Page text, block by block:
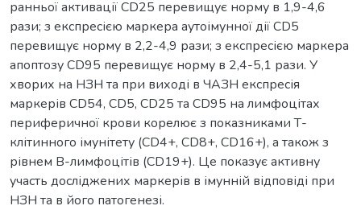
ранньої активації CD25 перевищує норму в 1,9-4,6
рази; з експресією маркера аутоімунної дії CD5
перевищує норму в 2,2-4,9 рази; з експресією маркера
апоптозу CD95 перевищує норму в 2,4-5,1 рази. У
хворих на НЗН та при виході в ЧАЗН експресія
маркерів CD54, CD5, CD25 та CD95 на лимфоцітах
периферичної крови корелює з показниками Т-
клітинного імунітету (СD4+, СD8+, СD16+), а такoж з
рівнем В-лимфоцітів (СD19+). Це показує активну
участь досліджених маркерів в імунній відповіді при
НЗН та в його патогенезі.